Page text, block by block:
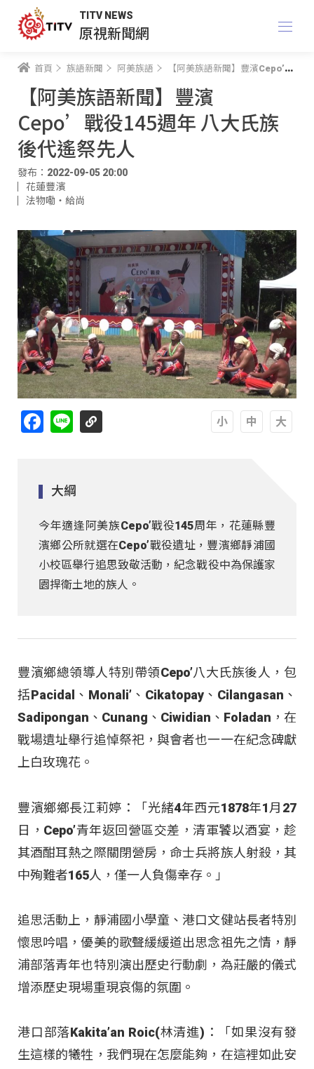
TITV NEWS
原視新聞網
首頁 族語新聞 阿美族語 【阿美族語新聞】豐濱Cepo’戰役145週年 八大氏族後代遙祭先人
【阿美族語新聞】豐濱
Cepo’戰役145週年 八大氏族
後代遙祭先人
發布：2022-09-05 20:00
花蓮豐濱
法物嘞‧給尚
Facebook
Line
大綱
今年適逢阿美族Cepo’戰役145周年，花蓮縣豐
濱鄉公所就選在Cepo’戰役遺址，豐濱鄉靜浦國
小校區舉行追思致敬活動，紀念戰役中為保護家
園捍衛土地的族人。
豐濱鄉總領導人特別帶領Cepo’八大氏族後人，包
括Pacidal、Monali’、Cikatopay、Cilangasan、
Sadipongan、Cunang、Ciwidian、Foladan，在
戰場遺址舉行追悼祭祀，與會者也一一在紀念碑獻
上白玫瑰花。
豐濱鄉鄉長江莉婷：「光緒4年西元1878年1月27
日，Cepo’青年返回營區交差，清軍饕以酒宴，趁
其酒酣耳熱之際關閉營房，命士兵將族人射殺，其
中殉難者165人，僅一人負傷幸存。」
追思活動上，靜浦國小學童、港口文健站長者特別
懷思吟唱，優美的歌聲緩緩道出思念祖先之情，靜
浦部落青年也特別演出歷史行動劇，為莊嚴的儀式
增添歷史現場重現哀傷的氛圍。
港口部落Kakita’an Roic(林清進)：「如果沒有發
生這樣的犧牲，我們現在怎麼能夠，在這裡如此安